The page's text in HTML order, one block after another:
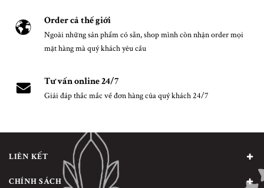
Order cả thế giới
Ngoài những sản phẩm có sẵn, shop mình còn nhận order mọi
mặt hàng mà quý khách yêu cầu
Tư vấn online 24/7
Giải đáp thắc mắc về đơn hàng của quý khách 24/7
LIÊN KẾT
CHÍNH SÁCH